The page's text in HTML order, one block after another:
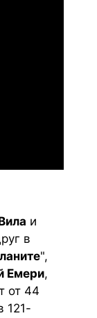
и
в
",
Емери,
от 44
121-